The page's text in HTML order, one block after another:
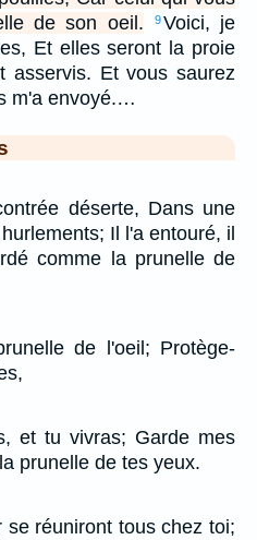
de son oeil.
9Voici, je
Et elles seront la proie
asservis. Et vous saurez
m'a envoyé.…
déserte, Dans une
Il l'a entouré, il
comme la prunelle de
de l'oeil; Protège-
et tu vivras; Garde mes
prunelle de tes yeux.
réuniront tous chez toi;